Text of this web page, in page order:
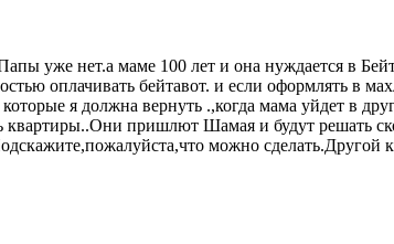
уже нет.а маме 100 лет и она нуждается в
оплачивать бейтавот. и если оформлять в
я должна вернуть .,когда мама уйдет в
квартиры..Они пришлют Шамая и будут решать
можно сделать.Другой